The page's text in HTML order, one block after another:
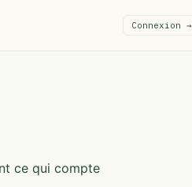
Connexion →
ce qui compte